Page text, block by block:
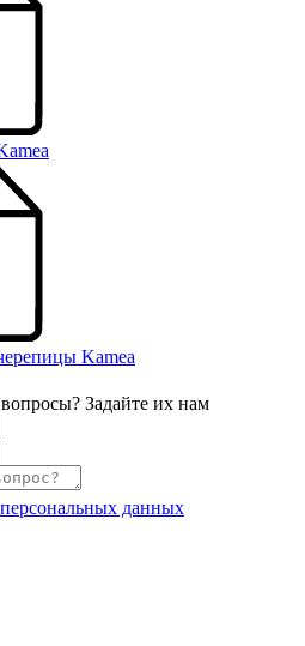
Kamea
Задайте их нам
персональных данных